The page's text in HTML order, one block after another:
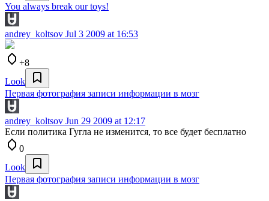
You always break our toys!
andrey_koltsov Jul 3 2009 at 16:53
+8
Look
Первая фотография записи информации в мозг
andrey_koltsov Jun 29 2009 at 12:17
Если политика Гугла не изменится, то все будет бесплатно
0
Look
Первая фотография записи информации в мозг